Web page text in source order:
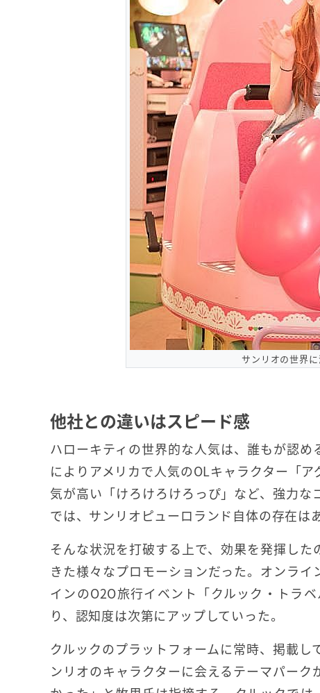
サンリオの世界
他社との違いはスピード感
ハローキティの世界的な人気は、誰もが認
によりアメリカで人気のOLキャラクター「
気が高い「けろけろけろっぴ」など、強力
では、サンリオピューロランド自体の存在は
そんな状況を打破する上で、効果を発揮し
きた様々なプロモーションだった。オンラ
インのO2O旅行イベント「クルック・トラ
り、認知度は次第にアップしていった。
クルックのプラットフォームに常時、掲載
ンリオのキャラクターに会えるテーマパー